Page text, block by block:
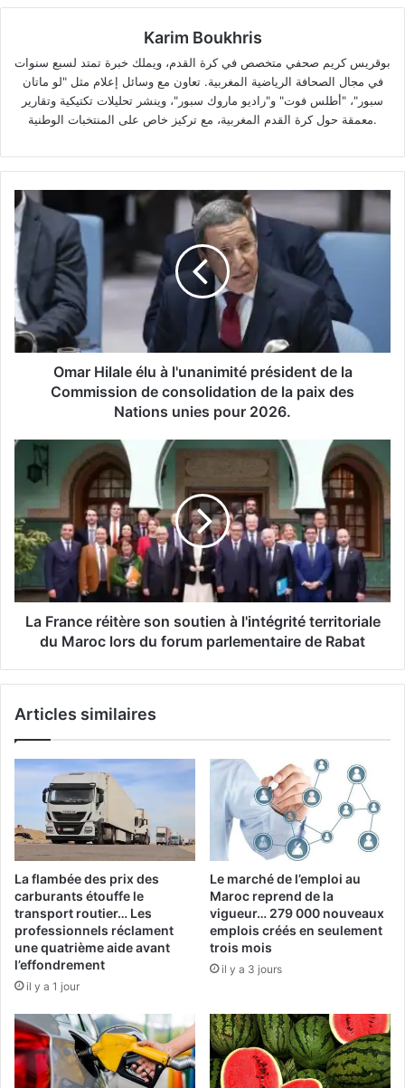
Karim Boukhris
بوقريس كريم صحفي متخصص في كرة القدم، ويملك خبرة تمتد لسبع سنوات
في مجال الصحافة الرياضية المغربية. تعاون مع وسائل إعلام مثل "لو ماتان
سبور"، "أطلس فوت" و"راديو ماروك سبور"، وينشر تحليلات تكتيكية وتقارير
معمقة حول كرة القدم المغربية، مع تركيز خاص على المنتخبات الوطنية.
Omar
Hilale
élu
à
l'unanimité
président
de
la
Commission
consolidation
paix
des
Nations
unies
pour
2026.
Omar Hilale élu à l'unanimité président de la
Commission de consolidation de la paix des
Nations unies pour 2026.
La
France
réitère
son
soutien
à
l'intégrité
territoriale
du
Maroc
de
La France réitère son soutien à l'intégrité territoriale
du Maroc lors du forum parlementaire de Rabat
Articles similaires
La flambée des prix des
carburants étouffe le
transport routier… Les
professionnels réclament
une quatrième aide avant
l’effondrement
il y a 1 jour
Le marché de l’emploi au
Maroc reprend de la
vigueur… 279 000 nouveaux
emplois créés en seulement
trois mois
il y a 3 jours